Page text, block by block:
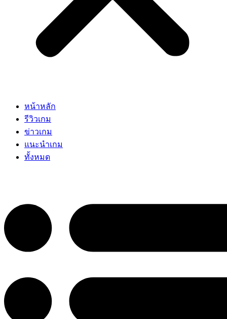
หน้าหลัก
รีวิวเกม
ข่าวเกม
แนะนำเกม
ทั้งหมด